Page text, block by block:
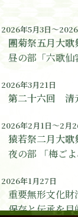
2026年5月3日～
團菊祭五月大
昼の部「六歌仙
2026年3月21日
第二十六回 清
2026年2月1日～2月
猿若祭二月大歌
夜の部 「梅ごよ
2026年1月27日
重要無形文化財
保存と伝承を